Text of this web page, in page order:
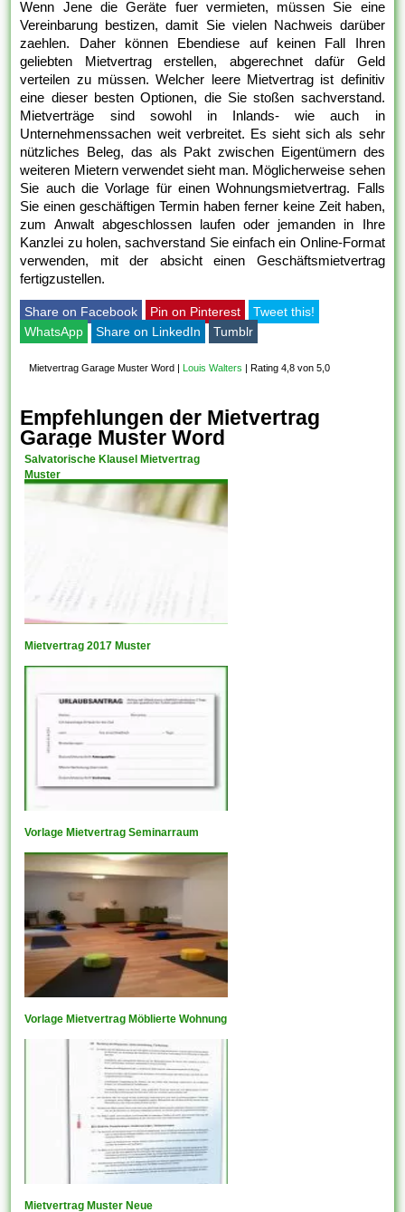
Wenn Jene die Geräte fuer vermieten, müssen Sie eine
Vereinbarung bestizen, damit Sie vielen Nachweis darüber
zaehlen. Daher können Ebendiese auf keinen Fall Ihren
geliebten Mietvertrag erstellen, abgerechnet dafür Geld
verteilen zu müssen. Welcher leere Mietvertrag ist definitiv
eine dieser besten Optionen, die Sie stoßen sachverstand.
Mietverträge sind sowohl in Inlands- wie auch in
Unternehmenssachen weit verbreitet. Es sieht sich als sehr
nützliches Beleg, das als Pakt zwischen Eigentümern des
weiteren Mietern verwendet sieht man. Möglicherweise sehen
Sie auch die Vorlage für einen Wohnungsmietvertrag. Falls
Sie einen geschäftigen Termin haben ferner keine Zeit haben,
zum Anwalt abgeschlossen laufen oder jemanden in Ihre
Kanzlei zu holen, sachverstand Sie einfach ein Online-Format
verwenden, mit der absicht einen Geschäftsmietvertrag
fertigzustellen.
Share on Facebook Pin on Pinterest
Tweet this!
WhatsApp
Share on LinkedIn Tumblr
Mietvertrag Garage Muster Word | Louis Walters |Rating 4,8 von 5,0
Empfehlungen der Mietvertrag
Garage Muster Word
Salvatorische Klausel Mietvertrag
Muster
Mietvertrag 2017 Muster
Vorlage Mietvertrag Seminarraum
Vorlage Mietvertrag Möblierte Wohnung
Mietvertrag Muster Neue